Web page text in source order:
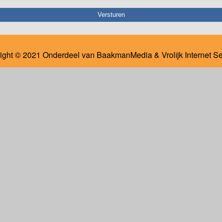
© 2021 Onderdeel van BaakmanMedia& Vrolijk Internet